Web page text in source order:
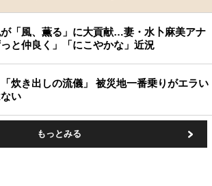
「風、薫る」に大貢献…妻・水卜麻美アナ
と仲良く」「にこやかな」近況
炊き出しの流儀」 被災地一番乗りがエラい
い
もっとみる